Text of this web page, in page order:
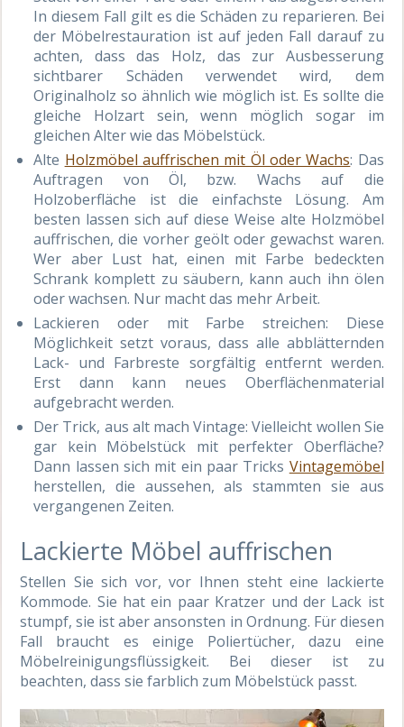
In diesem Fall gilt es die Schäden zu reparieren. Bei
der Möbelrestauration ist auf jeden Fall darauf zu
achten, dass das Holz, das zur Ausbesserung
sichtbarer Schäden verwendet wird, dem
Originalholz so ähnlich wie möglich ist. Es sollte die
gleiche Holzart sein, wenn möglich sogar im
gleichen Alter wie das Möbelstück.
Alte Holzmöbel auffrischen mit Öl oder Wachs: Das
Auftragen von Öl, bzw. Wachs auf die
Holzoberfläche ist die einfachste Lösung. Am
besten lassen sich auf diese Weise alte Holzmöbel
auffrischen, die vorher geölt oder gewachst waren.
Wer aber Lust hat, einen mit Farbe bedeckten
Schrank komplett zu säubern, kann auch ihn ölen
oder wachsen. Nur macht das mehr Arbeit.
Lackieren oder mit Farbe streichen: Diese
Möglichkeit setzt voraus, dass alle abblätternden
Lack- und Farbreste sorgfältig entfernt werden.
Erst dann kann neues Oberflächenmaterial
aufgebracht werden.
Der Trick, aus alt mach Vintage: Vielleicht wollen Sie
gar kein Möbelstück mit perfekter Oberfläche?
Dann lassen sich mit ein paar Tricks Vintagemöbel
herstellen, die aussehen, als stammten sie aus
vergangenen Zeiten.
Lackierte Möbel auffrischen
Stellen Sie sich vor, vor Ihnen steht eine lackierte
Kommode. Sie hat ein paar Kratzer und der Lack ist
stumpf, sie ist aber ansonsten in Ordnung. Für diesen
Fall braucht es einige Poliertücher, dazu eine
Möbelreinigungsflüssigkeit. Bei dieser ist zu
beachten, dass sie farblich zum Möbelstück passt.